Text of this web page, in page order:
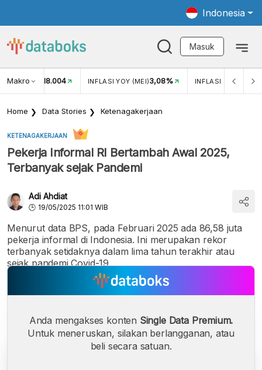
Indonesia
Masuk
Makro
USD/IDR 18.004 INFLASI YOY (MEI)3,08% INFLASI MOM (MEI)
Home Data Stories Ketenagakerjaan
KETENAGAKERJAAN
Pekerja Informal RI Bertambah Awal 2025,
Terbanyak sejak Pandemi
Adi Ahdiat
19/05/2025 11:01 WIB
Menurut data BPS, pada Februari 2025 ada 86,58 juta
pekerja informal di Indonesia. Ini merupakan rekor
terbanyak setidaknya dalam lima tahun terakhir atau
sejak pandemi Covid-19.
Anda mengakses konten Single Data Premium.
Untuk meneruskan, silakan berlangganan, atau
beli secara satuan.